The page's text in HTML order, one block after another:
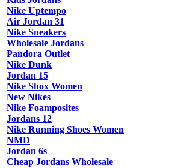
Nike Uptempo
Air Jordan 31
Nike Sneakers
Wholesale Jordans
Pandora Outlet
Nike Dunk
Jordan 15
Nike Shox Women
New Nikes
Nike Foamposites
Jordans 12
Nike Running Shoes Women
NMD
Jordan 6s
Cheap Jordans Wholesale